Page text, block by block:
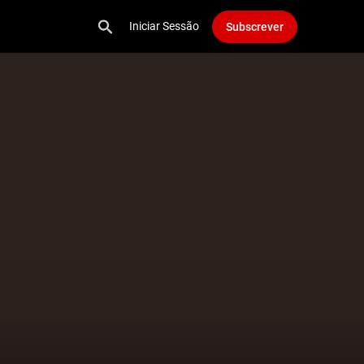
Iniciar Sessão Subscrever